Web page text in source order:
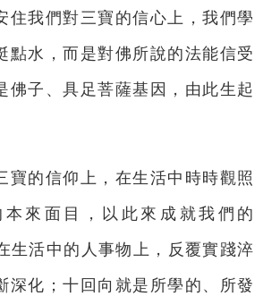
住我們對三寶的信心上，我們學
點水，而是對佛所說的法能信受
佛子、具足菩薩基因，由此生起
寶的信仰上，在生活中時時觀照
來面目，以此來成就我們的
生活中的人事物上，反覆實踐淬
深化；十回向就是所學的、所發